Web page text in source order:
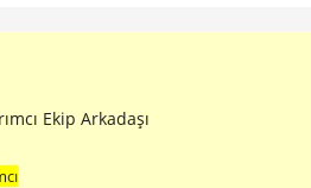
Ekip Arkadaşı